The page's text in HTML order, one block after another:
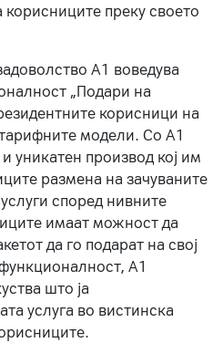
преку своето
А1 воведува
„Подари на
корисници на
модели. Со A1
уникатен производ кој им
размена на зачуваните
според нивните
имаат можност да
да го подарат на свој
А1
што ја
услуга во вистинска